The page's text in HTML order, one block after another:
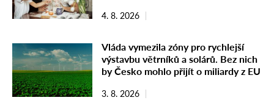
4. 8. 2026
Vláda vymezila zóny pro rychlejší
výstavbu větrníků a solárů. Bez nich
by Česko mohlo přijít o miliardy z EU
3. 8. 2026